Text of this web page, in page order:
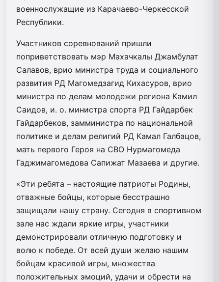
военнослужащие из Карачаево-Черкесской
Республики.
Участников соревнований пришли
поприветствовать мэр Махачкалы Джамбулат
Салавов, врио министра труда и социального
развития РД Магомедзагид Кихасуров, врио
министра по делам молодежи региона Камил
Саидов, и. о. министра спорта РД Гайдарбек
Гайдарбеков, замминистра по национальной
политике и делам религий РД Камал Галбацов,
мать первого Героя на СВО Нурмагомеда
Гаджимагомедова Сапижат Мазаева и другие.
«Эти ребята – настоящие патриоты Родины,
отважные бойцы, которые бесстрашно
защищали нашу страну. Сегодня в спортивном
зале нас ждали яркие игры, участники
демонстрировали отличную подготовку и
волю к победе. От всей души желаю нашим
бойцам красивой игры, множества
положительных эмоций, удачи и обрести на